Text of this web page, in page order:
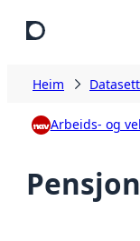
Heim Datasett
Arbeids- og